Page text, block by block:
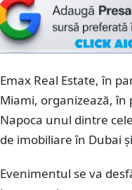
Emax Real Estate, în
Miami, organizează, în
Napoca unul dintre
de imobiliare în Dubai
Evenimentul se va